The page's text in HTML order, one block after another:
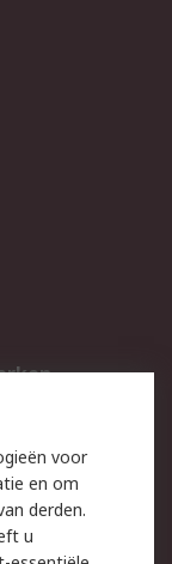
voor
en om
derden.
u